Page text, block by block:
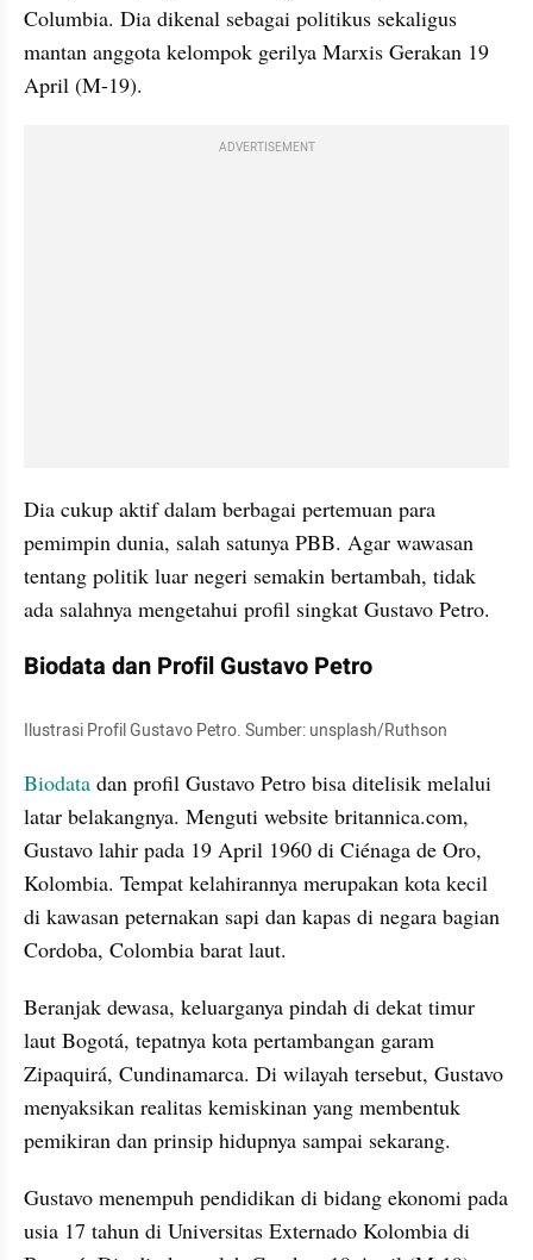
Columbia. Dia dikenal sebagai politikus sekaligus
mantan anggota kelompok gerilya Marxis Gerakan 19
April (M-19).
ADVERTISEMENT
Dia cukup aktif dalam berbagai pertemuan para
pemimpin dunia, salah satunya PBB. Agar wawasan
tentang politik luar negeri semakin bertambah, tidak
ada salahnya mengetahui profil singkat Gustavo Petro.
Biodata dan Profil Gustavo Petro
Ilustrasi Profil Gustavo Petro. Sumber: unsplash/Ruthson
Biodata dan profil Gustavo Petro bisa ditelisik melalui
latar belakangnya. Menguti website britannica.com,
Gustavo lahir pada 19 April 1960 di Ciénaga de Oro,
Kolombia. Tempat kelahirannya merupakan kota kecil
di kawasan peternakan sapi dan kapas di negara bagian
Cordoba, Colombia barat laut.
Beranjak dewasa, keluarganya pindah di dekat timur
laut Bogotá, tepatnya kota pertambangan garam
Zipaquirá, Cundinamarca. Di wilayah tersebut, Gustavo
menyaksikan realitas kemiskinan yang membentuk
pemikiran dan prinsip hidupnya sampai sekarang.
Gustavo menempuh pendidikan di bidang ekonomi pada
usia 17 tahun di Universitas Externado Kolombia di